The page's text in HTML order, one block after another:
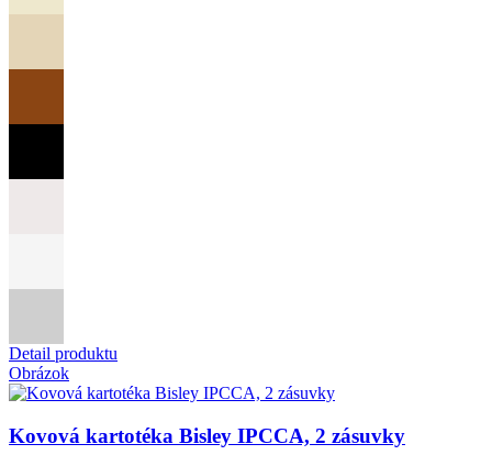
Detail produktu
Obrázok
Kovová kartotéka Bisley IPCCA, 2 zásuvky